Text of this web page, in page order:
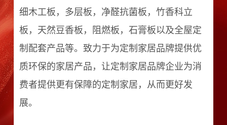
细木工板，多层板，净醛抗菌板，竹香科立
板，天然豆香板，阻燃板，石膏板以及全屋定
制配套产品等。致力于为定制家居品牌提供优
质环保的家居产品，让定制家居品牌企业为消
费者提供更有保障的定制家居，从而更好发
展。